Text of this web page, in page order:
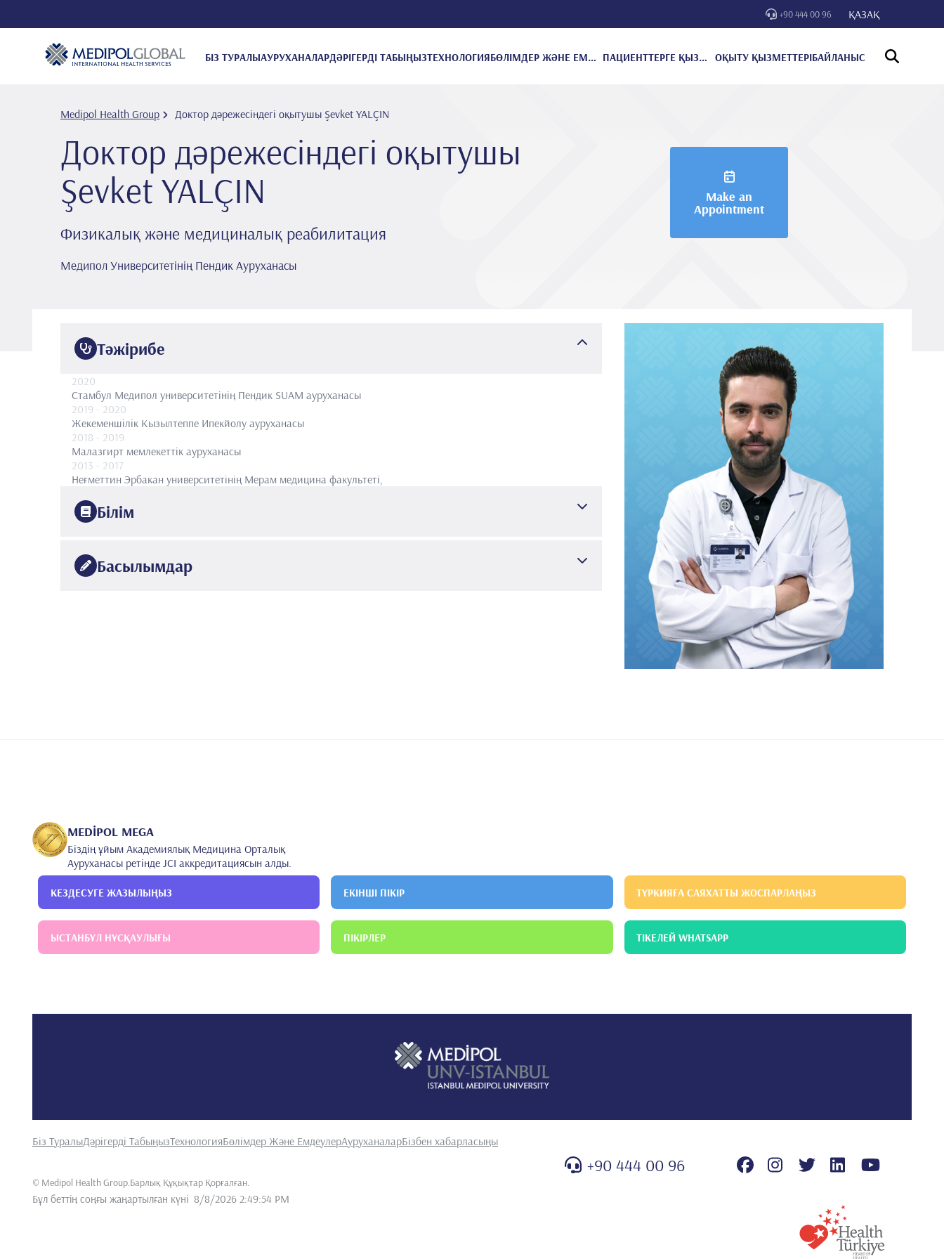
+90 444 00 96 ҚАЗАҚ
БІЗ ТУРАЛЫАУРУХАНАЛАРДӘРІГЕРДІ ТАБЫҢЫЗТЕХНОЛОГИЯ БӨЛІМДЕР ЖӘНЕ ЕМДЕУЛЕР ПАЦИЕНТТЕРГЕ ҚЫЗМЕТ КӨРСЕТУ ОҚЫТУ ҚЫЗМЕТТЕРІБАЙЛАНЫС
Medipol Health Group Доктор дәрежесіндегі оқытушы Şevket YALÇIN
Доктор дәрежесіндегі оқытушы
Şevket YALÇIN
Физикалық және медициналық реабилитация
Медипол Университетінің Пендик Ауруханасы
Make an
Appointment
Тәжірибе
2020
Стамбул Медипол университетінің Пендик SUAM ауруханасы
2019 - 2020
Жекеменшілік Кызылтеппе Ипекйолу ауруханасы
2018 - 2019
Малазгирт мемлекеттік ауруханасы
2013 - 2017
Неғметтин Эрбакан университетінің Мерам медицина факультеті,
Білім
Неғметтин Эрбақан университеті
2013 Басылымдар
MEDİPOL MEGA
Біздің ұйым Академиялық Медицина Орталық
Ауруханасы ретінде JCI аккредитациясын алды.
КЕЗДЕСУГЕ ЖАЗЫЛЫҢЫЗ ЕКІНШІ ПІКІР ТҮРКИЯҒА САЯХАТТЫ ЖОСПАРЛАҢЫЗ
ЫСТАНБҰЛ НҰСҚАУЛЫҒЫ ПІКІРЛЕР ТІКЕЛЕЙ WHATSAPP
Біз ТуралыДәрігерді ТабыңызТехнологияБөлімдер Және ЕмдеулерАуруханаларБізбен хабарласыңы
© Medipol Health Group.Барлық Құқықтар Қорғалған.
Бұл беттің соңғы жаңартылған күні 8/8/2026 2:49:54 PM
+90 444 00 96